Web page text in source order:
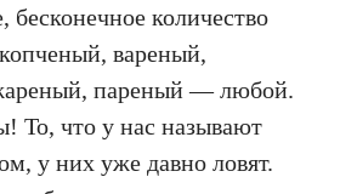
бесконечное количество
вареный,
пареный — любой.
То, что у нас называют
у них уже давно ловят.